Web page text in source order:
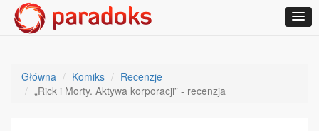
Główna Komiks
Recenzje
„Rick i Morty. Aktywa korporacji” - recenzja